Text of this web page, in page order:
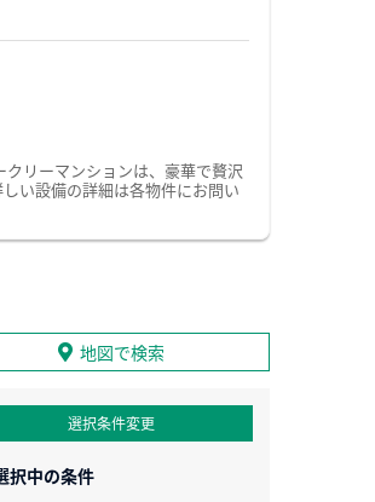
リーマンションは、豪華で贅沢
い設備の詳細は各物件にお問い
地図で検索
選択条件変更
択中の条件